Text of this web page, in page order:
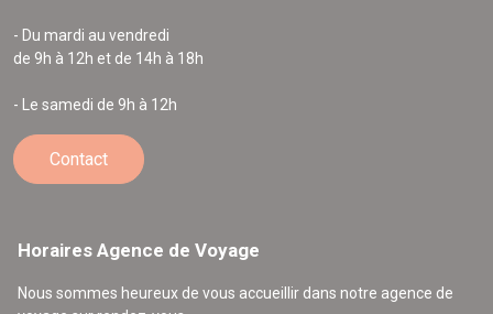
- Du mardi au vendredi
de 9h à 12h et de 14h à 18h
- Le samedi de 9h à 12h
Contact
Horaires Agence de Voyage
Nous sommes heureux de vous accueillir dans notre agence de